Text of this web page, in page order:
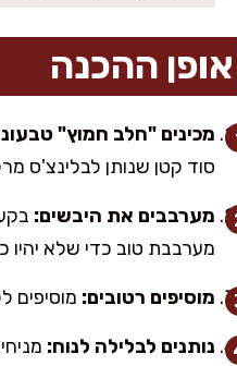
אופן ההכנה
מכינים "חלב חמוץ"
סוד קטן שנותן לבלינצ'ס
מערבבים את היבשים:
מערבבת טוב כדי שלא
מוסיפים רטובים: מוסיפים
נותנים לבלילה לנוח: